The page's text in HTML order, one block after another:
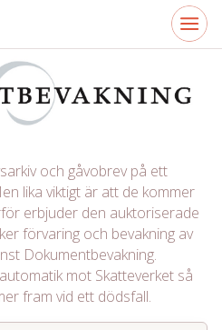
och gåvobrev på ett
lika viktigt är att de kommer
erbjuder den auktoriserade
förvaring och bevakning av
Dokumentbevakning.
mot Skatteverket så
fram vid ett dödsfall.